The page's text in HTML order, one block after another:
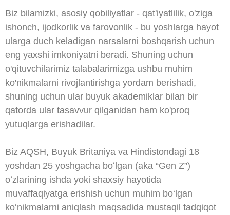
Biz bilamizki, asosiy qobiliyatlar - qat'iyatlilik, o'ziga
ishonch, ijodkorlik va farovonlik - bu yoshlarga hayot
ularga duch keladigan narsalarni boshqarish uchun
eng yaxshi imkoniyatni beradi. Shuning uchun
o'qituvchilarimiz talabalarimizga ushbu muhim
ko'nikmalarni rivojlantirishga yordam berishadi,
shuning uchun ular buyuk akademiklar bilan bir
qatorda ular tasavvur qilganidan ham ko'proq
yutuqlarga erishadilar.
Biz AQSH, Buyuk Britaniya va Hindistondagi 18
yoshdan 25 yoshgacha boʻlgan (aka “Gen Z”)
oʻzlarining ishda yoki shaxsiy hayotida
muvaffaqiyatga erishish uchun muhim boʻlgan
koʻnikmalarni aniqlash maqsadida mustaqil tadqiqot